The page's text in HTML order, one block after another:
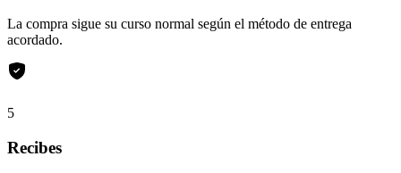
La compra sigue su curso normal según el método de entrega
acordado.
5
Recibes